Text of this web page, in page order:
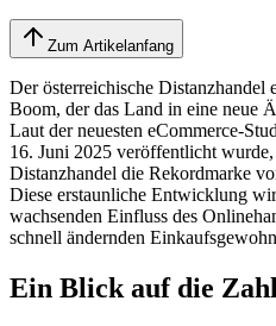
Zum Artikelanfang
Der österreichische Distanzhandel
Boom, der das Land in eine neue
Laut der neuesten eCommerce-
16. Juni 2025 veröffentlicht
Distanzhandel die Rekordmarke
Diese erstaunliche Entwicklung
wachsenden Einfluss des
schnell ändernden
Ein Blick auf die